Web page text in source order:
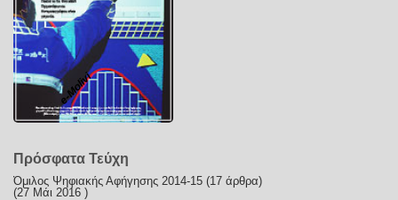
e-Molivi
Πρόσφατα Τεύχη
Όμιλος Ψηφιακής Αφήγησης 2014-15 (17 άρθρα)
(27 Μάι 2016 )